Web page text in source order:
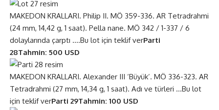
MAKEDON KRALLARI. Philip II. MÖ 359-336. AR Tetradrahmi
(24 mm, 14,42 g, 1 saat). Pella nane. MÖ 342 / 1-337 / 6
dolaylarında çarptı ….Bu lot için teklif verParti
28Tahmin: 500 USD
MAKEDON KRALLARI. Alexander III ‘Büyük’. MÖ 336-323. AR
Tetradrahmi (27 mm, 14,34 g, 1 saat). Adı ve türleri …Bu lot
için teklif verParti 29Tahmin: 100 USD